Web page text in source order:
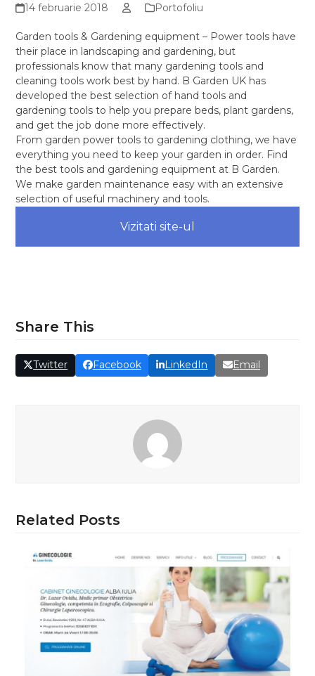
14 februarie 2018 Portofoliu
Garden tools & Gardening equipment – Power tools have
their place in landscaping and gardening, but
professionals know that many gardening tools and
cleaning tools work best by hand. B Garden UK has
developed the best selection of hand tools and
gardening tools to help you prepare beds, plant gardens,
and get the job done more effectively.
From garden power tools to gardening clothing, we have
everything you need to keep your garden in order. Find
the best tools and gardening equipment at B Garden.
We make garden maintenance easy with an extensive
selection of useful machinery and tools.
Vizitati site-ul
Share This
Twitter Facebook LinkedIn Email
Related Posts